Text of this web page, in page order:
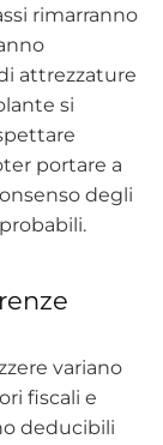
rimarranno
attrezzature
si
portare a
degli
variano
fiscali e
deducibili